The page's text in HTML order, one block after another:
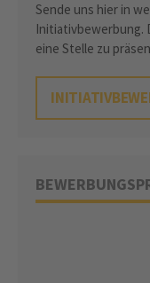
Sende uns hier in
Initiativbewerbung.
eine Stelle zu